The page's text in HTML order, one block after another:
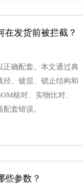
在发货前被拦截？
正确配套。本文通过典
径、镀层、锁止结构和
核对、实物比对、
套错误。
些参数？